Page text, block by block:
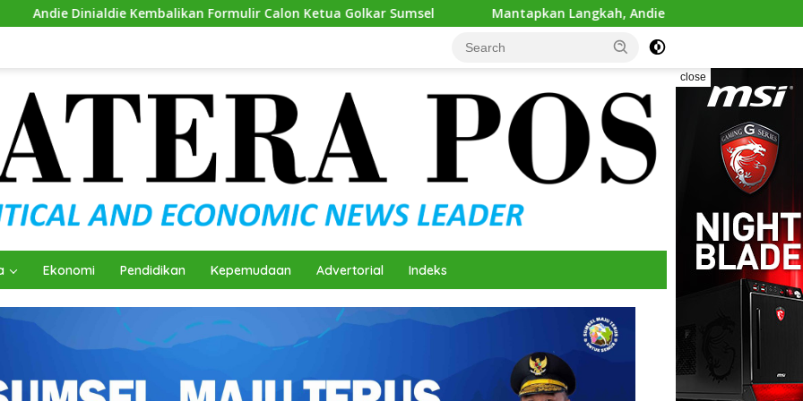
Formulir Calon Ketua Golkar Sumsel Mantapkan Langkah, Andie Dinialdie Ambil Formulir Pendaftaran
close
Ekonomi Pendidikan Kepemudaan Advertorial Indeks